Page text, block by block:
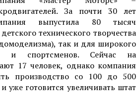
За почти 30 лет
выпустила 80 тысяч
технического творчества
так и для широкого
и спортсменов. Сейчас на
17 человек, однако компания
производство со 100 до 500
уже готовится увеличивать штат